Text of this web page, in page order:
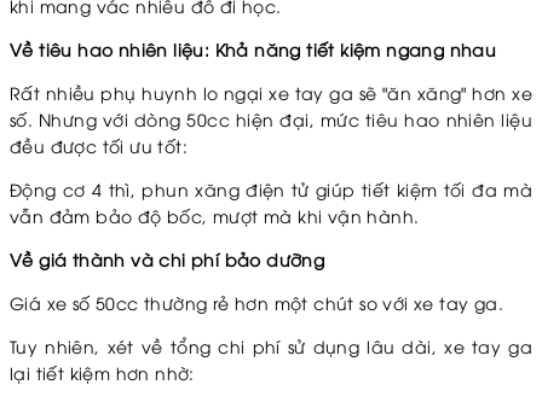
khi mang vác nhiều đồ đi học.
Về tiêu hao nhiên liệu: Khả năng tiết kiệm ngang nhau
Rất nhiều phụ huynh lo ngại xe tay ga sẽ "ăn xăng" hơn xe
số. Nhưng với dòng 50cc hiện đại, mức tiêu hao nhiên liệu
đều được tối ưu tốt:
Động cơ 4 thì, phun xăng điện tử giúp tiết kiệm tối đa mà
vẫn đảm bảo độ bốc, mượt mà khi vận hành.
Về giá thành và chi phí bảo dưỡng
Giá xe số 50cc thường rẻ hơn một chút so với xe tay ga.
Tuy nhiên, xét về tổng chi phí sử dụng lâu dài, xe tay ga
lại tiết kiệm hơn nhờ: